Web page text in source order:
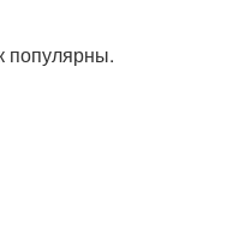
популярны.